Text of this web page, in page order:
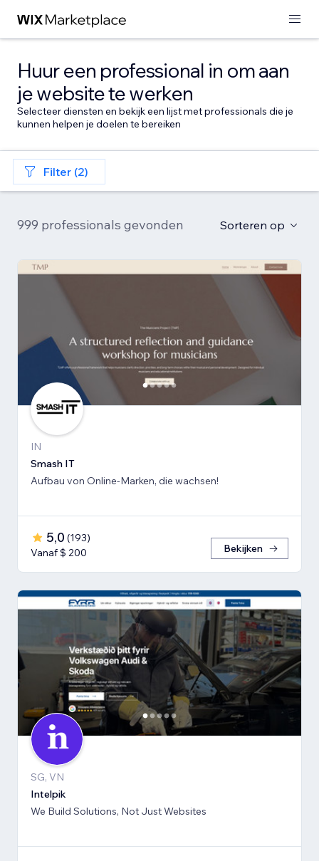
Huur een professional in om aan
je website te werken
Selecteer diensten en bekijk een lijst met professionals die je
kunnen helpen je doelen te bereiken
Filter (2)
999 professionals gevonden Sorteren op
IN
Smash IT
Aufbau von Online-Marken, die wachsen!
5,0 (193)
Vanaf $ 200
Bekijken
SG, VN
Intelpik
We Build Solutions, Not Just Websites